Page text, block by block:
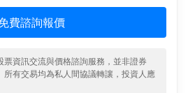
費諮詢報價
票資訊交流與價格諮詢服務，並非證券
所有交易均為私人間協議轉讓，投資人應